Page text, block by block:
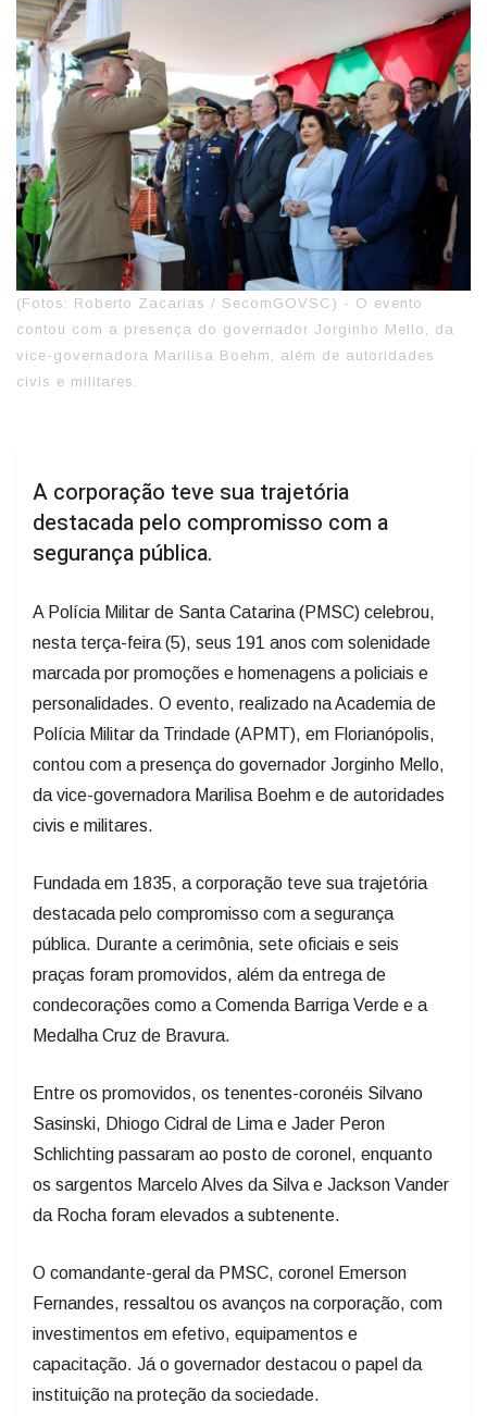
(Fotos: Roberto Zacarias / SecomGOVSC) - O evento
contou com a presença do governador Jorginho Mello, da
vice-governadora Marilisa Boehm, além de autoridades
civis e militares.
A corporação teve sua trajetória
destacada pelo compromisso com a
segurança pública.
A Polícia Militar de Santa Catarina (PMSC) celebrou,
nesta terça-feira (5), seus 191 anos com solenidade
marcada por promoções e homenagens a policiais e
personalidades. O evento, realizado na Academia de
Polícia Militar da Trindade (APMT), em Florianópolis,
contou com a presença do governador Jorginho Mello,
da vice-governadora Marilisa Boehm e de autoridades
civis e militares.
Fundada em 1835, a corporação teve sua trajetória
destacada pelo compromisso com a segurança
pública. Durante a cerimônia, sete oficiais e seis
praças foram promovidos, além da entrega de
condecorações como a Comenda Barriga Verde e a
Medalha Cruz de Bravura.
Entre os promovidos, os tenentes-coronéis Silvano
Sasinski, Dhiogo Cidral de Lima e Jader Peron
Schlichting passaram ao posto de coronel, enquanto
os sargentos Marcelo Alves da Silva e Jackson Vander
da Rocha foram elevados a subtenente.
O comandante-geral da PMSC, coronel Emerson
Fernandes, ressaltou os avanços na corporação, com
investimentos em efetivo, equipamentos e
capacitação. Já o governador destacou o papel da
instituição na proteção da sociedade.